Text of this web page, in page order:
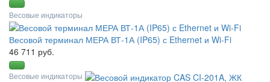
Весовые индикаторы
Весовой терминал МЕРА ВТ-1А (IP65) с Ethernet и Wi-Fi
46 711 руб.
Весовые индикаторы